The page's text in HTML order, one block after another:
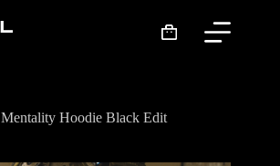
Warenkorb
Mentality Hoodie Black Edit